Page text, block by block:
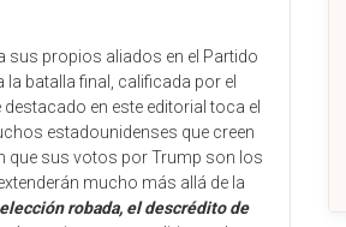
sus propios aliados en el Partido
batalla final, calificada por el
en este editorial toca el
estadounidenses que creen
que sus votos por Trump son los
mucho más allá de la
robada, el descrédito de